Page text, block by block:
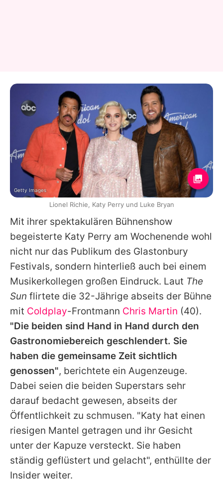
Mit ihrer spektakulären Bühnenshow
begeisterte Katy Perry am Wochenende wohl
nicht nur das Publikum des Glastonbury
Festivals, sondern hinterließ auch bei einem
Musikerkollegen großen Eindruck. Laut The
Sun flirtete die 32-Jährige abseits der Bühne
mit Coldplay-Frontmann Chris Martin (40).
"Die beiden sind Hand in Hand durch den
Gastronomiebereich geschlendert. Sie
haben die gemeinsame Zeit sichtlich
genossen", berichtete ein Augenzeuge.
Dabei seien die beiden Superstars sehr
darauf bedacht gewesen, abseits der
Öffentlichkeit zu schmusen. "Katy hat einen
riesigen Mantel getragen und ihr Gesicht
unter der Kapuze versteckt. Sie haben
ständig geflüstert und gelacht", enthüllte der
Insider weiter.
Getty Images
Lionel Richie, Katy Perry und Luke Bryan